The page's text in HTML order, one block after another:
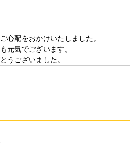
心配をおかけいたしました。
元気でございます。
うございました。